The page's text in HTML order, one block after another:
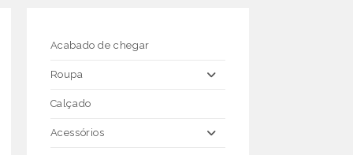
Acabado de chegar
Roupa
Calçado
Acessórios